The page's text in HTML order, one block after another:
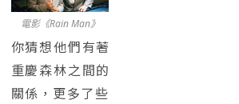
電影《Rain Man》
你猜想他們有著
重慶森林之間的
關係， 更多了些